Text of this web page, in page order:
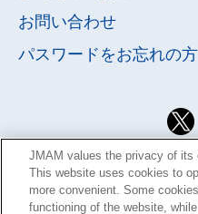
お問い合わせ
パスワードをお忘れの方
JMAM values the privacy of its
This website uses cookies to
more convenient. Some
functioning of the website,